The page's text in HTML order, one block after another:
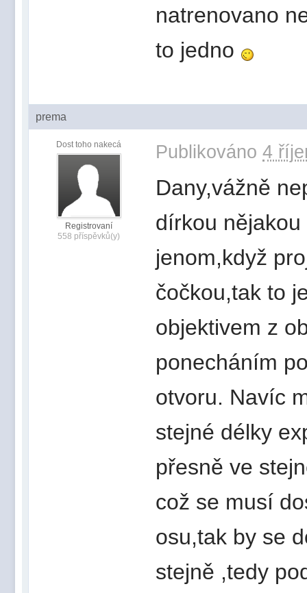
natrenovano
to jedno
prema
Dost toho nakecá
Registrovaní
558 příspěvků(y)
Publikováno 4
Dany,vážně
dírkou
jenom,když
čočkou,tak to
objektivem z
ponecháním
otvoru. Navíc
stejné délky
přesně ve
což se musí
osu,tak by se
stejně ,tedy